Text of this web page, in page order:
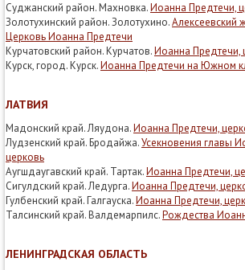
Суджанский район. Махновка.Иоанна Предтечи,
Золотухинский район. Золотухино.Алексеевский
Церковь Иоанна Предтечи
Курчатовский район. Курчатов.Иоанна Предтечи,
Курск, город. Курск.Иоанна Предтечи на Южном
ЛАТВИЯ
Мадонский край. Ляудона.Иоанна Предтечи,
Лудзенский край. Бродайжа.Усекновения главы
церковь
Аугшдаугавский край. Тартак.Иоанна Предтечи,
Сигулдский край. Ледурга.Иоанна Предтечи,
Гулбенский край. Галгауска.Иоанна Предтечи,
Талсинский край. Валдемарпилс.Рождества
ЛЕНИНГРАДСКАЯ ОБЛАСТЬ